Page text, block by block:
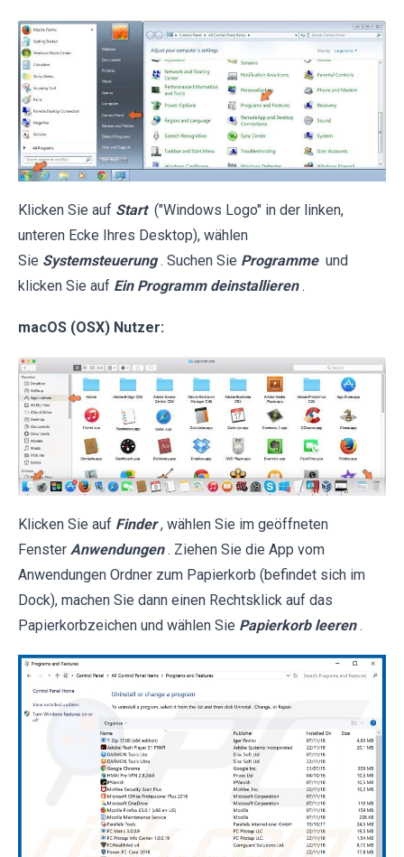
Klicken Sie auf Start ("Windows Logo" in der linken,
unteren Ecke Ihres Desktop), wählen
Sie Systemsteuerung . Suchen Sie Programme und
klicken Sie auf Ein Programm deinstallieren .
macOS (OSX) Nutzer:
Klicken Sie auf Finder , wählen Sie im geöffneten
Fenster Anwendungen . Ziehen Sie die App vom
Anwendungen Ordner zum Papierkorb (befindet sich im
Dock), machen Sie dann einen Rechtsklick auf das
Papierkorbzeichen und wählen Sie Papierkorb leeren .